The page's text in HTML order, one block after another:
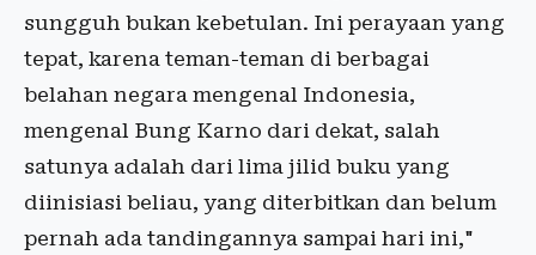
sungguh bukan kebetulan. Ini perayaan yang
tepat, karena teman-teman di berbagai
belahan negara mengenal Indonesia,
mengenal Bung Karno dari dekat, salah
satunya adalah dari lima jilid buku yang
diinisiasi beliau, yang diterbitkan dan belum
pernah ada tandingannya sampai hari ini,"